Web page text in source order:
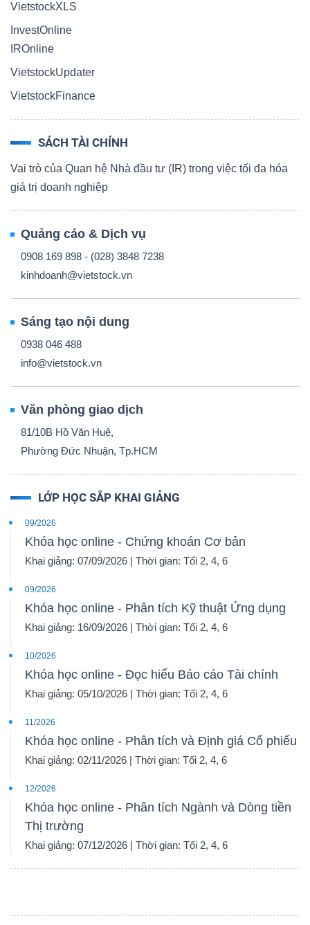
VietstockXLS
InvestOnline
IROnline
VietstockUpdater
VietstockFinance
SÁCH TÀI CHÍNH
Vai trò của Quan hệ Nhà đầu tư (IR) trong việc tối đa hóa
giá trị doanh nghiệp
Quảng cáo & Dịch vụ
0908 169 898 - (028) 3848 7238
kinhdoanh@vietstock.vn
Sáng tạo nội dung
0938 046 488
info@vietstock.vn
Văn phòng giao dịch
81/10B Hồ Văn Huê,
Phường Đức Nhuận, Tp.HCM
LỚP HỌC SẮP KHAI GIẢNG
09/2026
Khóa học online - Chứng khoán Cơ bản
Khai giảng: 07/09/2026 | Thời gian: Tối 2, 4, 6
09/2026
Khóa học online - Phân tích Kỹ thuật Ứng dụng
Khai giảng: 16/09/2026 | Thời gian: Tối 2, 4, 6
10/2026
Khóa học online - Đọc hiểu Báo cáo Tài chính
Khai giảng: 05/10/2026 | Thời gian: Tối 2, 4, 6
11/2026
Khóa học online - Phân tích và Định giá Cổ phiếu
Khai giảng: 02/11/2026 | Thời gian: Tối 2, 4, 6
12/2026
Khóa học online - Phân tích Ngành và Dòng tiền
Thị trường
Khai giảng: 07/12/2026 | Thời gian: Tối 2, 4, 6